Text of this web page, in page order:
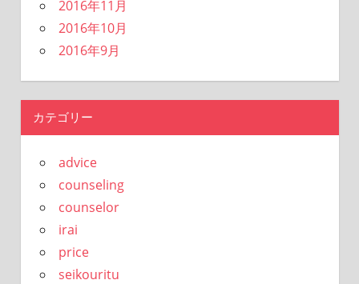
2016年11月
2016年10月
2016年9月
カテゴリー
advice
counseling
counselor
irai
price
seikouritu